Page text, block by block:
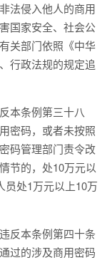
法侵入他人的商用
国家安全、社会公
关部门依照《中华
行政法规的规定追
本条例第三十八
密码，或者未按照
码管理部门责令改
节的，处10万元以
员处1万元以上10万
反本条例第四十条
过的涉及商用密码